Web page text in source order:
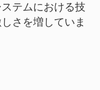
テムにおける技
さを増していま